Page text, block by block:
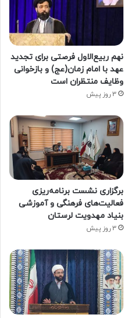
نهم ربیع‌الاول فرصتی برای تجدید
عهد با امام زمان(عج) و بازخوانی
وظایف منتظران است
3 روز پیش
برگزاری نشست برنامه‌ریزی
فعالیت‌های فرهنگی و آموزشی
بنیاد مهدویت لرستان
3 روز پیش